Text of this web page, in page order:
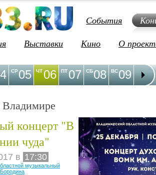
События
Выставки Кино О
05
СР 06
ЧТ 07
ПТ 08
СБ 09
ВС 10
ПН
концерт "В
чуда"
в 17:30
музыкальный